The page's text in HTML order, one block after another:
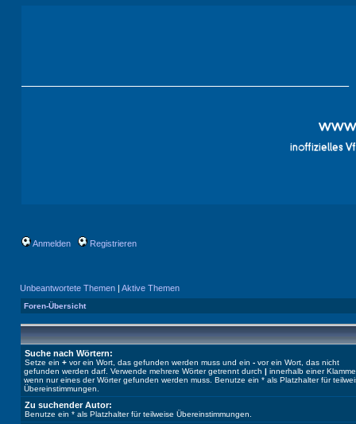
Anmelden Registrieren
Unbeantwortete Themen | Aktive Themen
Foren-Übersicht
Suche nach Wörtern:
Setze ein + vor ein Wort, das gefunden werden muss und ein - vor ein Wort, das nicht
gefunden werden darf. Verwende mehrere Wörter getrennt durch | innerhalb einer
wenn nur eines der Wörter gefunden werden muss. Benutze ein * als Platzhalter für
Übereinstimmungen.
Zu suchender Autor:
Benutze ein * als Platzhalter für teilweise Übereinstimmungen.